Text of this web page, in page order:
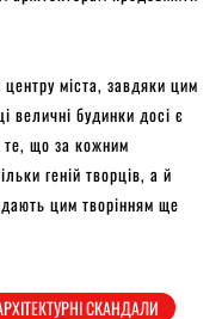
міста, завдяки цим
величні будинки досі є
те, що за кожним
геній творців, а й
цим творінням ще
СКАНДАЛИ